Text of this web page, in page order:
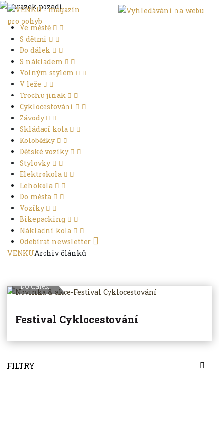
Ve městě
S dětmi
Do dálek
S nákladem
Volným stylem
V leže
Trochu jinak
Cyklocestování
Závody
Skládací kola
Koloběžky
Dětské vozíky
Stylovky
Elektrokola
Lehokola
Do města
Vozíky
Bikepacking
Nákladní kola
Odebírat newsletter
VENKUArchiv článků
FILTRY
Do dálek
Festival Cyklocestování